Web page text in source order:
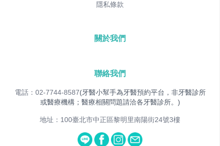
隱私條款
關於我們
聯絡我們
電話：02-7744-8587(牙醫小幫手為牙醫預約平台，非牙醫診所
或醫療機構；醫療相關問題請洽各牙醫診所。)
地址：100臺北市中正區黎明里南陽街24號3樓